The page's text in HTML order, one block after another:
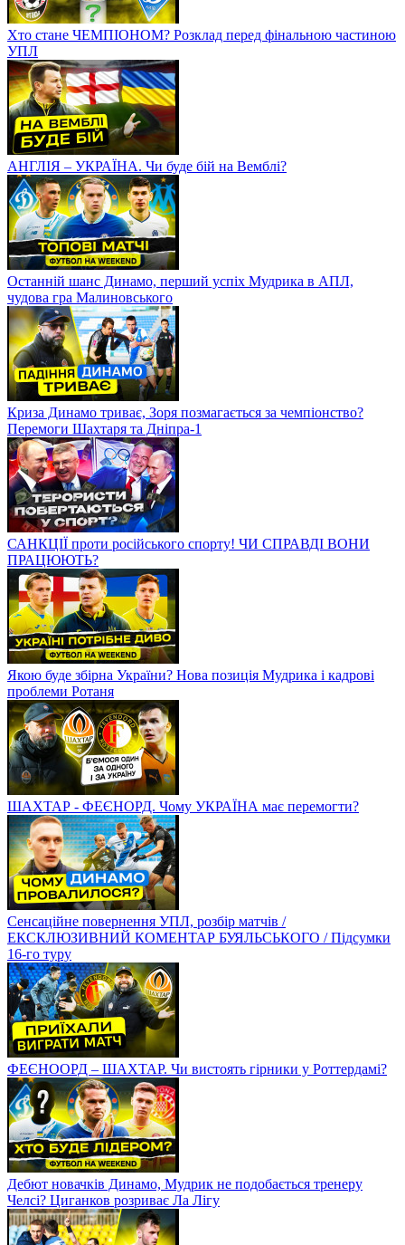
Хто стане ЧЕМПІОНОМ? Розклад перед фінальною частиною
УПЛ
АНГЛІЯ – УКРАЇНА. Чи буде бій на Вемблі?
Останній шанс Динамо, перший успіх Мудрика в АПЛ,
чудова гра Малиновського
Криза Динамо триває, Зоря позмагається за чемпіонство?
Перемоги Шахтаря та Дніпра-1
САНКЦІЇ проти російського спорту! ЧИ СПРАВДІ ВОНИ
ПРАЦЮЮТЬ?
Якою буде збірна України? Нова позиція Мудрика і кадрові
проблеми Ротаня
ШАХТАР - ФЕЄНОРД. Чому УКРАЇНА має перемогти?
Сенсаційне повернення УПЛ, розбір матчів /
ЕКСКЛЮЗИВНИЙ КОМЕНТАР БУЯЛЬСЬКОГО / Підсумки
16-го туру
ФЕЄНООРД – ШАХТАР. Чи вистоять гірники у Роттердамі?
Дебют новачків Динамо, Мудрик не подобається тренеру
Челсі? Циганков розриває Ла Лігу